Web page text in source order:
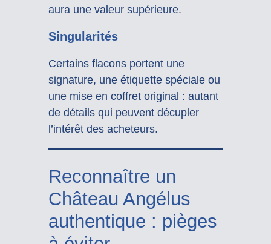
aura une valeur supérieure.
Singularités
Certains flacons portent une
signature, une étiquette spéciale ou
une mise en coffret original : autant
de détails qui peuvent décupler
l’intérêt des acheteurs.
Reconnaître un
Château Angélus
authentique : pièges